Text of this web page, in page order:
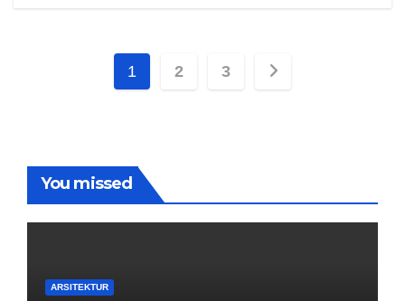
Posts
1 2 3
You missed
ARSITEKTUR